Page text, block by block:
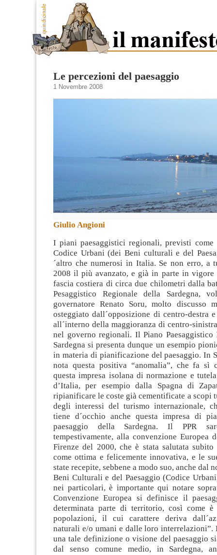
Le percezioni del paesaggio
1 Novembre 2008
Giulio Angioni
I piani paesaggistici regionali, previsti come
Codice Urbani (dei Beni culturali e del
´altro che numerosi in Italia. Se non erro, a
2008 il più avanzato, e già in parte in vigore
fascia costiera di circadue chilometri dalla
Pesaggistico Regionale della Sardegna,
governatore Renato Soru, molto discusso
osteggiato dall´opposizione di centro-destra
all´interno della maggioranza di centro-
nel governo regionali. Il Piano Paesaggistico
Sardegna si presenta dunque un esempio
in materia di pianificazione del paesaggio. In
nota questa positiva “anomalia”, che fa sì
questa impresa isolana di normazione e
d’Italia, per esempio dalla Spagna di
ripianificare le coste già cementificate a scopi
degli interessi del turismo internazionale,
tiene d´occhio anche questa impresa di
paesaggio della Sardegna. Il PPR
tempestivamente, alla convenzione Europea
Firenze del 2000, che è stata salutata
come ottima e felicemente innovativa, e le
state recepite, sebbene a modo suo, anche dal
Beni Culturali e del Paesaggio (Codice
nei particolari, è importante qui notare
Convenzione Europea si definisce il
determinata parte di territorio, così come è
popolazioni, il cui carattere deriva
naturali e/o umani e dalle loro interrelazioni”.
una tale definizione o visione del paesaggio
dal senso comune medio, in Sardegna,